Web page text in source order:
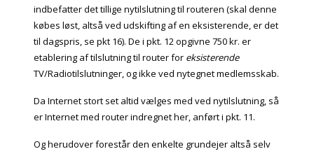
indbefatter det tillige nytilslutning til routeren (skal denne
købes løst, altså ved udskifting af en eksisterende, er det
til dagspris, se pkt 16). De i pkt. 12 opgivne 750 kr. er
etablering af tilslutning til router for eksisterende
TV/Radiotilslutninger, og ikke ved nytegnet medlemsskab.
Da Internet stort set altid vælges med ved nytilslutning, så
er Internet med router indregnet her, anført i pkt. 11.
Og herudover forestår den enkelte grundejer altså selv